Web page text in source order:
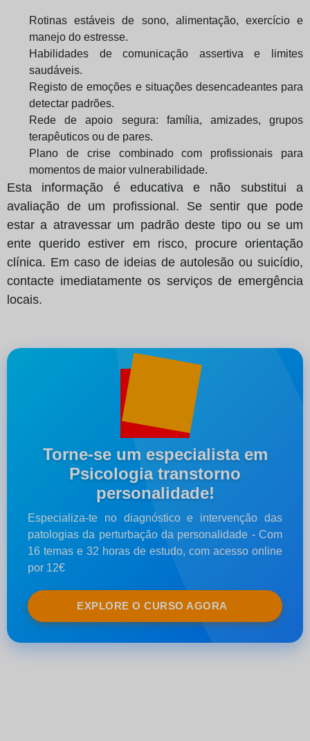
Rotinas estáveis de sono, alimentação, exercício e
manejo do estresse.
Habilidades de comunicação assertiva e limites
saudáveis.
Registo de emoções e situações desencadeantes para
detectar padrões.
Rede de apoio segura: família, amizades, grupos
terapêuticos ou de pares.
Plano de crise combinado com profissionais para
momentos de maior vulnerabilidade.
Esta informação é educativa e não substitui a
avaliação de um profissional. Se sentir que pode
estar a atravessar um padrão deste tipo ou se um
ente querido estiver em risco, procure orientação
clínica. Em caso de ideias de autolesão ou suicídio,
contacte imediatamente os serviços de emergência
locais.
Torne-se um especialista em
Psicologia transtorno
personalidade!
Especializa-te no diagnóstico e intervenção das
patologias da perturbação da personalidade - Com
16 temas e 32 horas de estudo, com acesso online
por 12€
EXPLORE O CURSO AGORA